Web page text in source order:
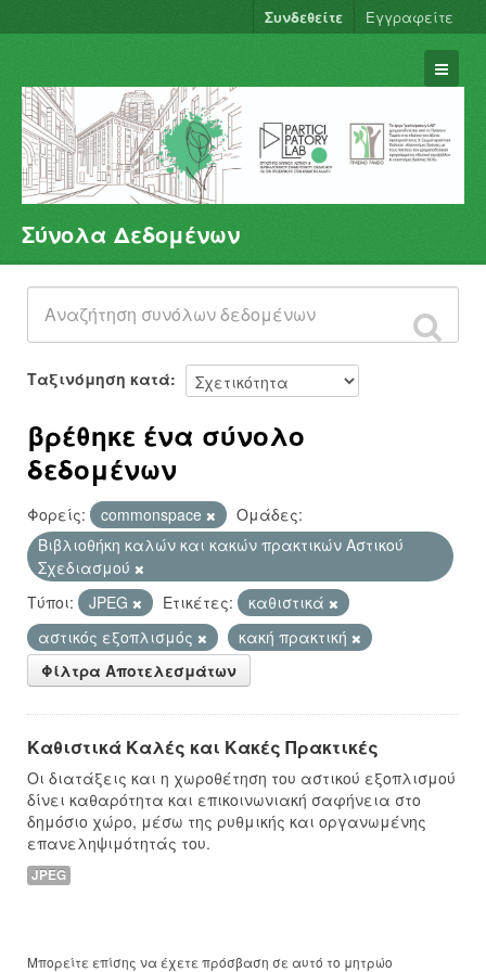
Συνδεθείτε Εγγραφείτε
Σύνολα Δεδομένων
Φορείς
Ομάδες
Σχετικά
Σύνολα Δεδομένων
Ταξινόμηση κατά
βρέθηκε ένα σύνολο
δεδομένων
Φορείς: commonspace
Ομάδες:
Βιβλιοθήκη καλών και κακών πρακτικών Αστικού
Σχεδιασμού
Τύποι:
JPEG Ετικέτες:
καθιστικά
αστικός εξοπλισμός
κακή πρακτική
Φίλτρα Αποτελεσμάτων
Καθιστικά Καλές και Κακές Πρακτικές
Οι διατάξεις και η χωροθέτηση του αστικού εξοπλισμού
δίνει καθαρότητα και επικοινωνιακή σαφήνεια στο
δημόσιο χώρο, μέσω της ρυθμικής και οργανωμένης
επανεληψιμότητάς του.
JPEG
Μπορείτε επίσης να έχετε πρόσβαση σε αυτό το μητρώο